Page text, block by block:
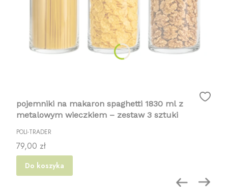
pojemniki na makaron spaghetti 1830 ml z
metalowym wieczkiem – zestaw 3 sztuki
POLI-TRADER
Cena
79,00 zł
Do koszyka